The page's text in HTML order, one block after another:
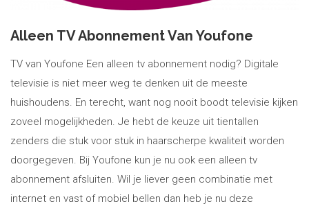
Alleen TV Abonnement Van Youfone
TV van Youfone Een alleen tv abonnement nodig? Digitale
televisie is niet meer weg te denken uit de meeste
huishoudens. En terecht, want nog nooit boodt televisie kijken
zoveel mogelijkheden. Je hebt de keuze uit tientallen
zenders die stuk voor stuk in haarscherpe kwaliteit worden
doorgegeven. Bij Youfone kun je nu ook een alleen tv
abonnement afsluiten. Wil je liever geen combinatie met
internet en vast of mobiel bellen dan heb je nu deze